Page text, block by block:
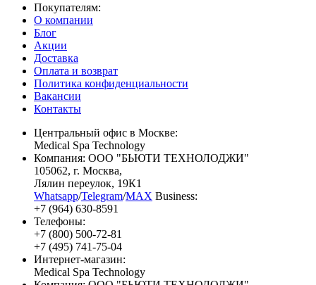
Покупателям:
О компании
Блог
Акции
Доставка
Оплата и возврат
Политика конфиденциальности
Вакансии
Контакты
Центральный офис в Москве:
Medical Spa Technology
Компания: ООО "БЬЮТИ ТЕХНОЛОДЖИ"
105062, г. Москва,
Лялин переулок, 19К1
Whatsapp/Telegram/MAX Business:
+7 (964) 630-8591
Телефоны:
+7 (800) 500-72-81
+7 (495) 741-75-04
Интернет-магазин:
Medical Spa Technology